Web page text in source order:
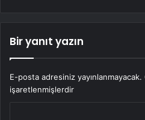
Bir yanıt yazın
E-posta adresiniz yayınlanmayacak.
işaretlenmişlerdir